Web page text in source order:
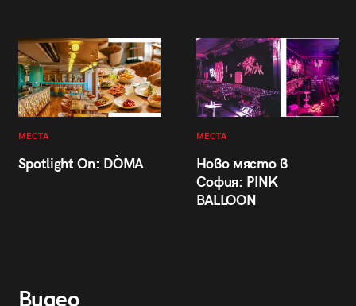
МЕСТА
Spotlight On: DÒMA
МЕСТА
Ново място в
София: PINK
BALLOON
Видео